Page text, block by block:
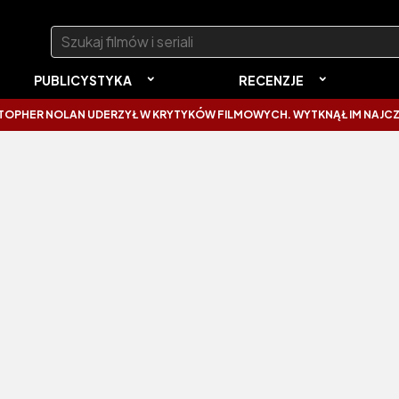
Szukaj:
PUBLICYSTYKA RECENZJE
NOLAN UDERZYŁ W KRYTYKÓW FILMOWYCH. WYTKNĄŁ IM NAJCZĘSTSZY